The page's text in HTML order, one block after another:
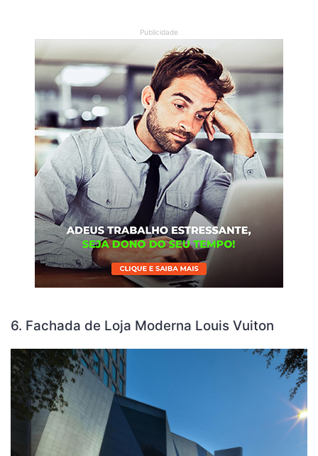
6. Fachada de Loja Moderna Louis Vuiton